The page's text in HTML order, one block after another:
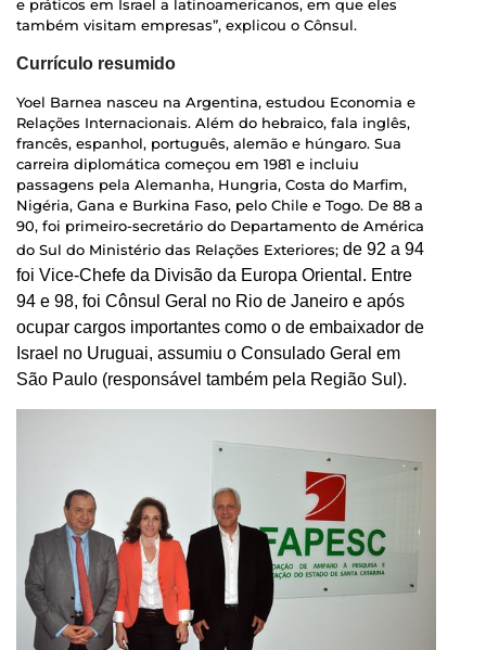
e práticos em Israel a latinoamericanos, em que eles
também visitam empresas”, explicou o Cônsul.
Currículo resumido
Yoel Barnea nasceu na Argentina, estudou Economia e
Relações Internacionais. Além do hebraico, fala inglês,
francês, espanhol, português, alemão e húngaro. Sua
carreira diplomática começou em 1981 e incluiu
passagens pela Alemanha, Hungria, Costa do Marfim,
Nigéria, Gana e Burkina Faso, pelo Chile e Togo. De 88 a
90, foi primeiro-secretário do Departamento de América
do Sul do Ministério das Relações Exteriores; de 92 a 94
foi Vice-Chefe da Divisão da Europa Oriental. Entre
94 e 98, foi Cônsul Geral no Rio de Janeiro e após
ocupar cargos importantes como o de embaixador de
Israel no Uruguai, assumiu o Consulado Geral em
São Paulo (responsável também pela Região Sul).